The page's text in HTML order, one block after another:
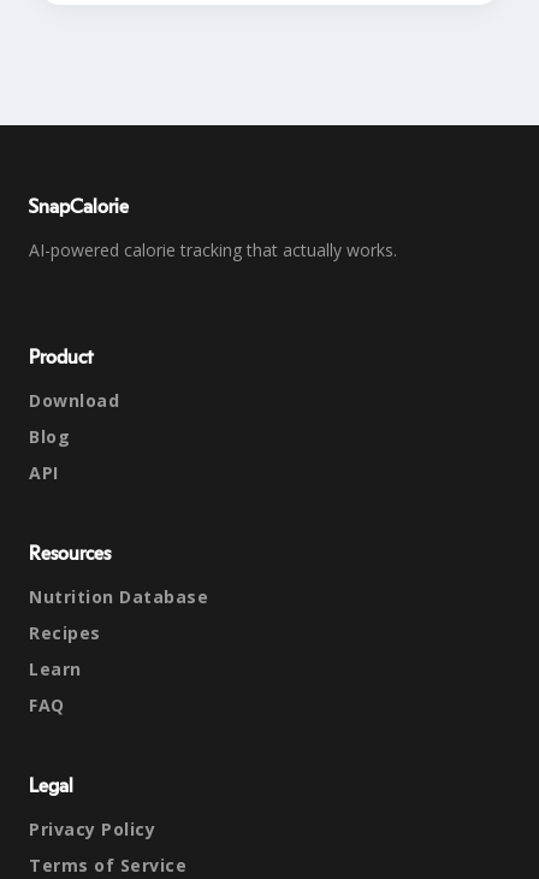
SnapCalorie
AI-powered calorie tracking that actually works.
Product
Download
Blog
API
Resources
Nutrition Database
Recipes
Learn
FAQ
Legal
Privacy Policy
Terms of Service